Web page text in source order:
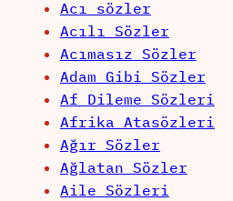
Acı sözler
Acılı Sözler
Acımasız Sözler
Adam Gibi Sözler
Af Dileme Sözleri
Afrika Atasözleri
Ağır Sözler
Ağlatan Sözler
Aile Sözleri